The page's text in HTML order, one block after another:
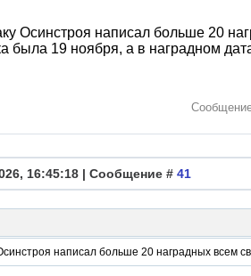
Осинстроя написал больше 20
была 19 ноября, а в наградном
16:45:18 | Сообщение # 41
написал больше 20 наградных всем